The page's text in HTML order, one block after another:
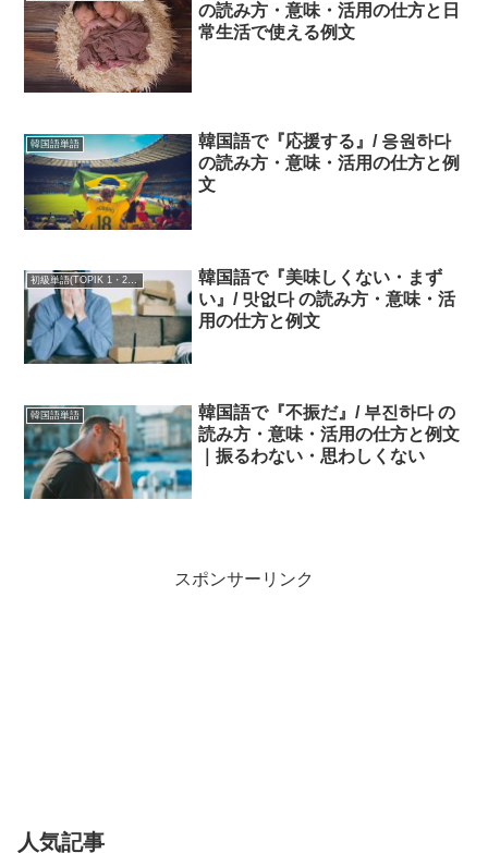
の読み方・意味・活用の仕方と日
常生活で使える例文
韓国語単語
韓国語で『応援する』/ 응원하다
の読み方・意味・活用の仕方と例
文
初級単語(TOPIK 1・2級)
韓国語で『美味しくない・まず
い』/ 맛없다 の読み方・意味・活
用の仕方と例文
韓国語単語
韓国語で『不振だ』/ 부진하다 の
読み方・意味・活用の仕方と例文
｜振るわない・思わしくない
スポンサーリンク
人気記事